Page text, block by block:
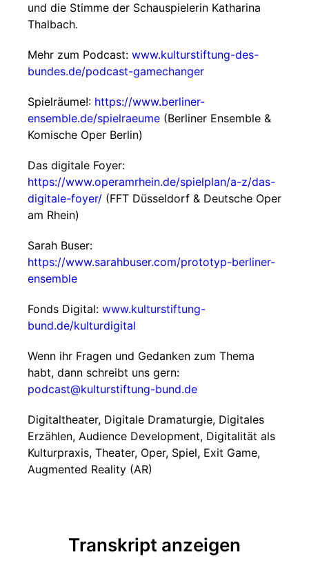
und die Stimme der Schauspielerin Katharina
Thalbach.
Mehr zum Podcast: www.kulturstiftung-des-
bundes.de/podcast-gamechanger
Spielräume!: https://www.berliner-
ensemble.de/spielraeume (Berliner Ensemble &
Komische Oper Berlin)
Das digitale Foyer:
https://www.operamrhein.de/spielplan/a-z/das-
digitale-foyer/ (FFT Düsseldorf & Deutsche Oper
am Rhein)
Sarah Buser:
https://www.sarahbuser.com/prototyp-berliner-
ensemble
Fonds Digital: www.kulturstiftung-
bund.de/kulturdigital
Wenn ihr Fragen und Gedanken zum Thema
habt, dann schreibt uns gern:
podcast@kulturstiftung-bund.de
Digitaltheater, Digitale Dramaturgie, Digitales
Erzählen, Audience Development, Digitalität als
Kulturpraxis, Theater, Oper, Spiel, Exit Game,
Augmented Reality (AR)
Transkript anzeigen